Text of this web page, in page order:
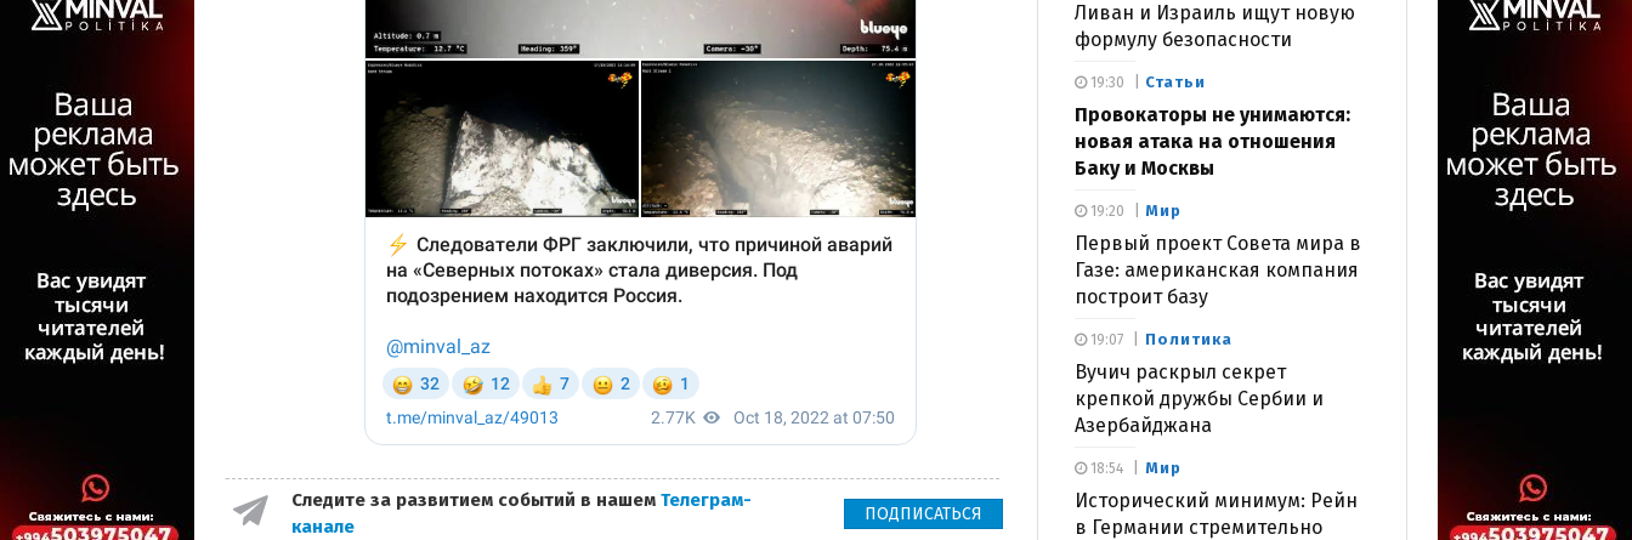
Следите за развитием событий в нашем Телеграм-
канале
ПОДПИСАТЬСЯ
Ливан и Израиль ищут новую
формулу безопасности
Статьи
Провокаторы не унимаются:
новая атака на отношения
Баку и Москвы
19:30
Мир
Первый проект Совета мира в
Газе: американская компания
построит базу
19:20
Политика
Вучич раскрыл секрет
крепкой дружбы Сербии и
Азербайджана
19:07
Мир
Исторический минимум: Рейн
в Германии стремительно
18:54